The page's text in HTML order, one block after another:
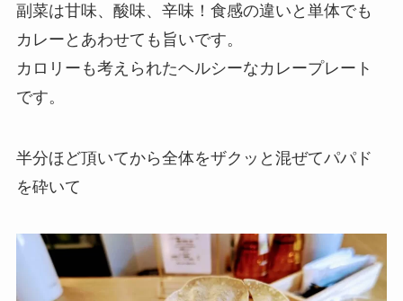
副菜は甘味、酸味、辛味！食感の違いと単体でも
カレーとあわせても旨いです。
カロリーも考えられたヘルシーなカレープレート
です。
半分ほど頂いてから全体をザクッと混ぜてパパド
を砕いて